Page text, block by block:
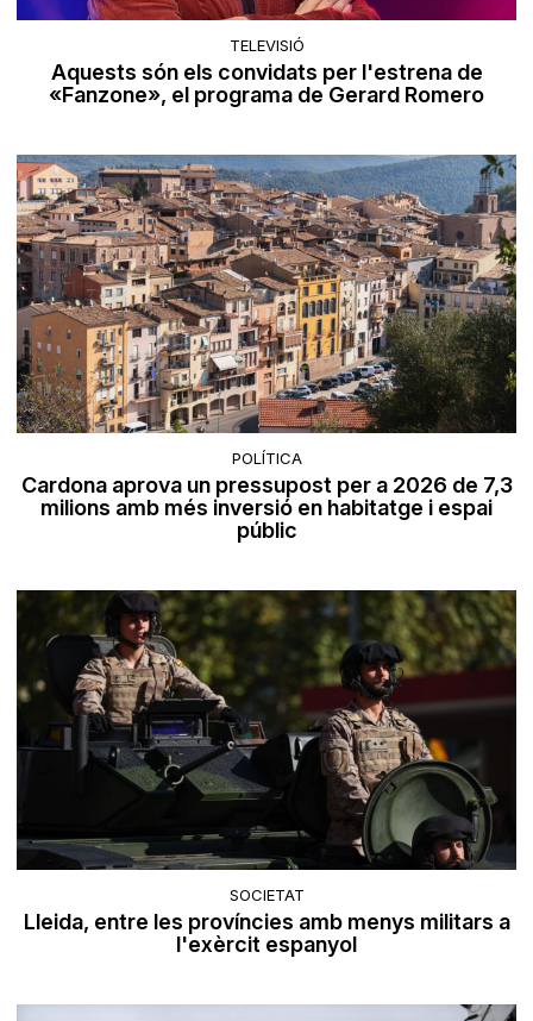
TELEVISIÓ
Aquests són els convidats per l'estrena de
«Fanzone», el programa de Gerard Romero
POLÍTICA
Cardona aprova un pressupost per a 2026 de 7,3
milions amb més inversió en habitatge i espai
públic
SOCIETAT
Lleida, entre les províncies amb menys militars a
l'exèrcit espanyol